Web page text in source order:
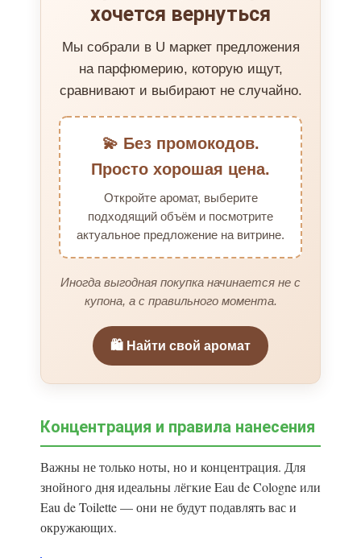
хочется вернуться
Мы собрали в U маркет предложения
на парфюмерию, которую ищут,
сравнивают и выбирают не случайно.
💫 Без промокодов.
Просто хорошая цена.
Откройте аромат, выберите
подходящий объём и посмотрите
актуальное предложение на витрине.
Иногда выгодная покупка начинается не с
купона, а с правильного момента.
🛍️ Найти свой аромат
Концентрация и правила нанесения
Важны не только ноты, но и концентрация. Для
знойного дня идеальны лёгкие Eau de Cologne или
Eau de Toilette — они не будут подавлять вас и
окружающих.